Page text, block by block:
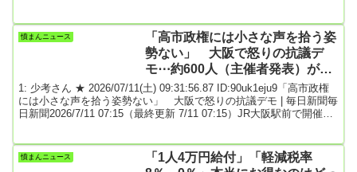
台」を掲げているものの、実現は見通せていない。■4千円台続く小
泉進次郎農相は10日、2021年産と20年産の政府備蓄米を随意契約で
憤まんニュース
「高市政権には小さな声を拾う姿
勢ない」 大阪で怒りの抗議デ
モ⋯約600人（主催者発表）が訴
え「高市総理はめちゃくちゃする
な」
1: 少考さん ★ 2026/07/11(土) 09:31:56.87 ID:90uk1eju9「高市政権
には小さな声を拾う姿勢ない」 大阪で怒りの抗議デモ | 毎日新聞毎
日新聞2026/7/11 07:15（最終更新 7/11 07:15）JR大阪駅前で開催さ
ちゃな政治に抗議”を見せるスタンディング＠梅田」があった。約
600人（主催者発表）がプラカードを手に街...
憤まんニュース
「1人4万円給付」「軽減税率